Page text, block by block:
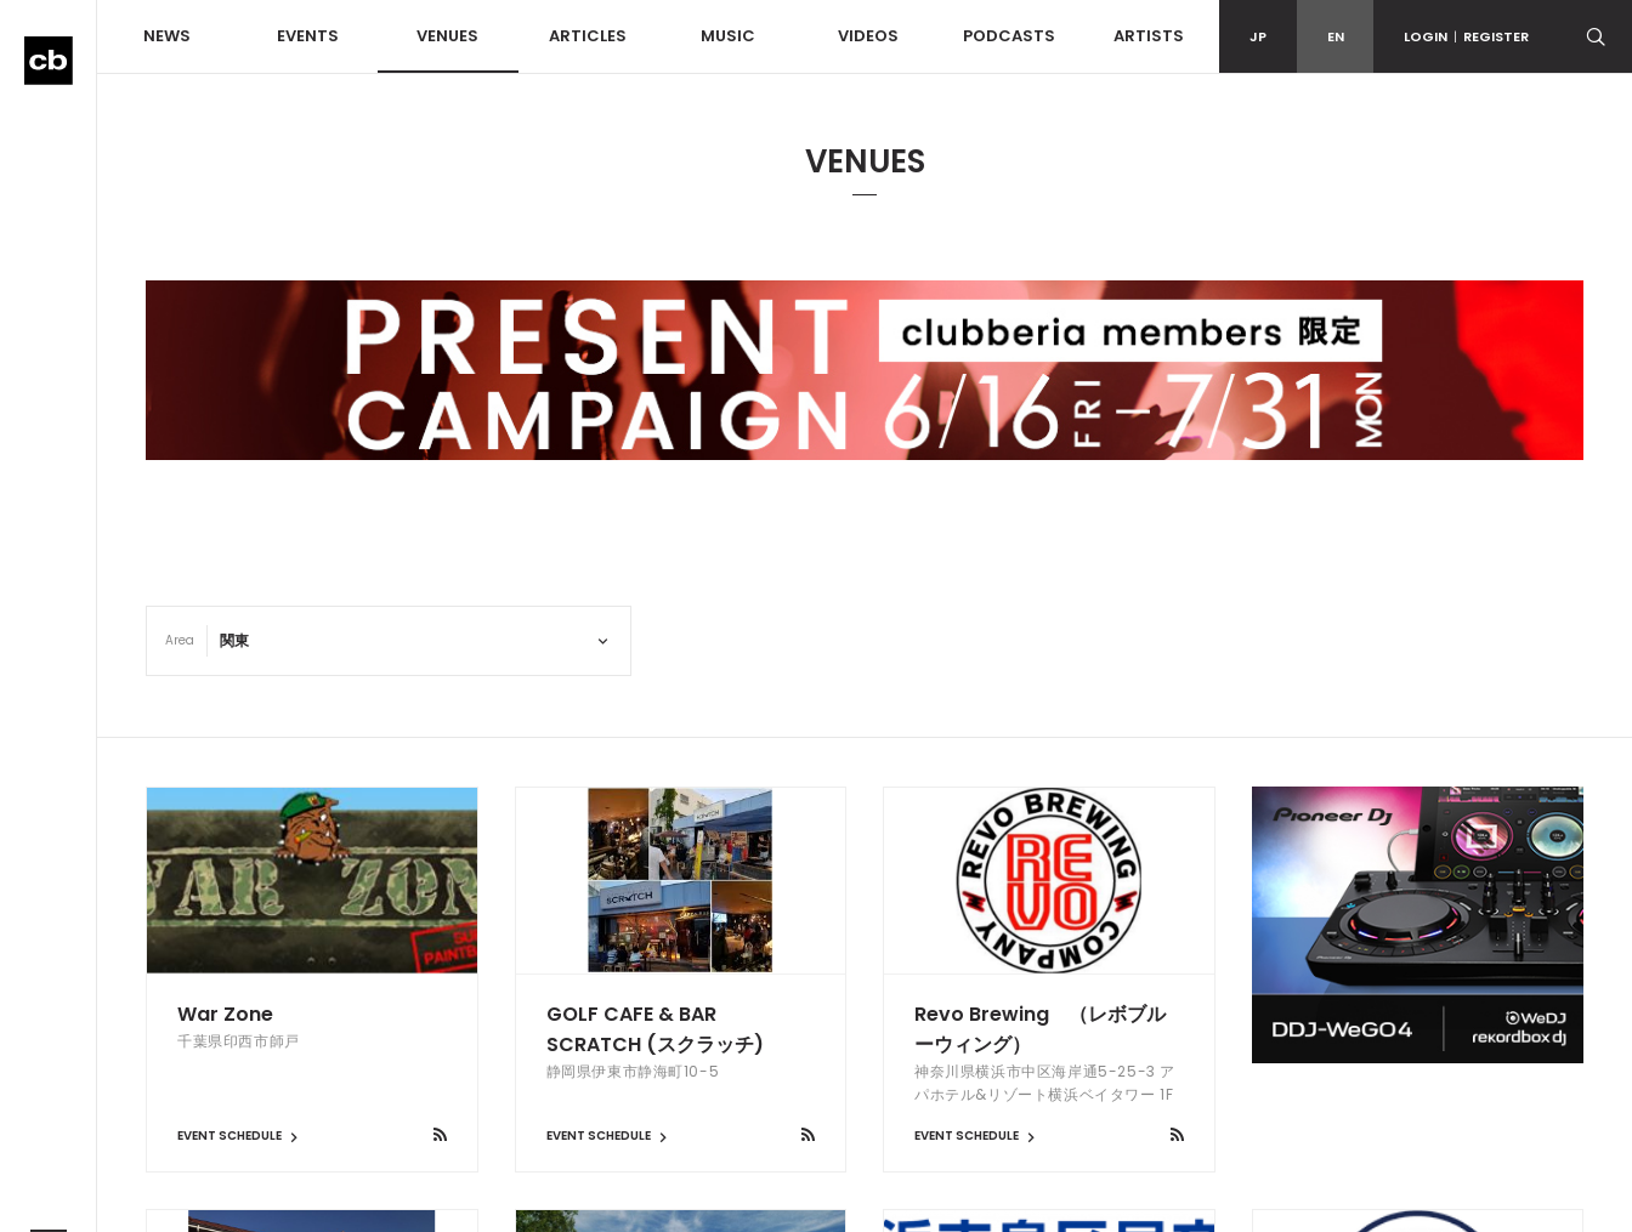
NEWS EVENTS VENUES ARTICLES MUSIC VIDEOS PODCASTS ARTISTS JP EN LOGIN | REGISTER
VENUES
Area
War Zone
千葉県印西市師戸
EVENT SCHEDULE
GOLF CAFE & BAR
SCRATCH (スクラッチ)
静岡県伊東市静海町10-5
EVENT SCHEDULE
Revo Brewing （レボブル
ーウィング）
神奈川県横浜市中区海岸通5-25-3 ア
パホテル&リゾート横浜ベイタワー 1F
EVENT SCHEDULE